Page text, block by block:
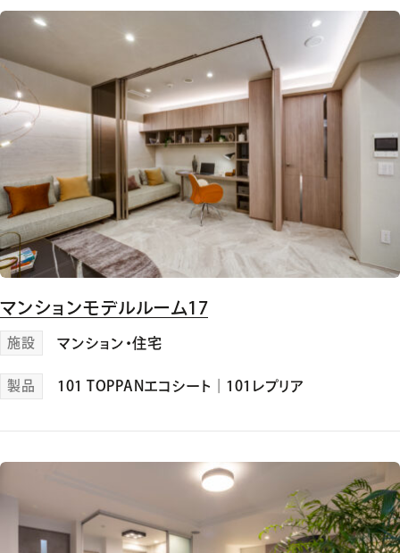
マンションモデルルーム17
施設 マンション・住宅
製品 101 TOPPANエコシート 101レプリア